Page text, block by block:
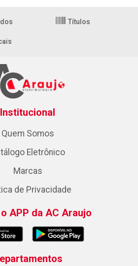
Títulos
Institucional
Quem Somos
Eletrônico
Marcas
de Privacidade
APP da AC Araujo